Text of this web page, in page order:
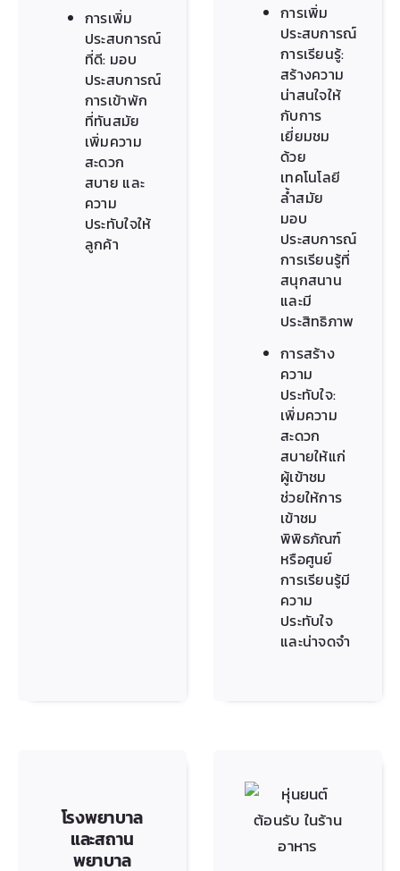
การเพิ่ม
ประสบการณ์
ที่ดี: มอบ
ประสบการณ์
การเข้าพัก
ที่ทันสมัย
เพิ่มความ
สะดวก
สบาย และ
ความ
ประทับใจให้
ลูกค้า
การเพิ่ม
ประสบการณ์
การเรียนรู้:
สร้างความ
น่าสนใจให้
กับการ
เยี่ยมชม
ด้วย
เทคโนโลยี
ล้ำสมัย
มอบ
ประสบการณ์
การเรียนรู้ที่
สนุกสนาน
และมี
ประสิทธิภาพ
การสร้าง
ความ
ประทับใจ:
เพิ่มความ
สะดวก
สบายให้แก่
ผู้เข้าชม
ช่วยให้การ
เข้าชม
พิพิธภัณฑ์
หรือศูนย์
การเรียนรู้มี
ความ
ประทับใจ
และน่าจดจำ
โรงพยาบาล
และสถาน
พยาบาล